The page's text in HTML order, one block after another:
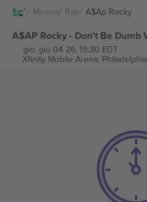
Musica Rap A$ap Rocky
A$AP Rocky - Don’t Be Dumb
gio, giu 04 26, 19:30 EDT
Xfinity Mobile Arena,